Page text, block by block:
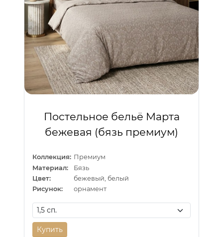
Постельное бельё Марта
бежевая (бязь премиум)
Коллекция: Премиум
Материал:
Бязь
Цвет:
бежевый, белый
Рисунок:
орнамент
Купить